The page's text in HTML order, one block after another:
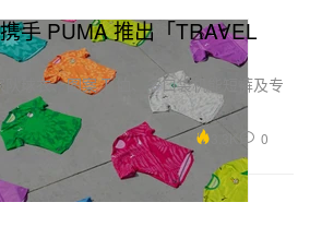
手 PUMA 推出「TRAVEL
球衣、图案 T 恤、多口袋机能短裤及专
0